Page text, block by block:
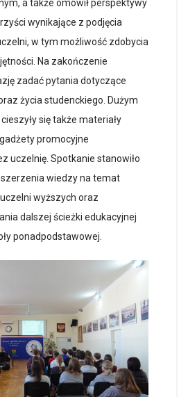
a także omówił perspektywy
wynikające z podjęcia
w tym możliwość zdobycia
Na zakończenie
zadać pytania dotyczące
życia studenckiego. Dużym
się także materiały
promocyjne
uczelnię. Spotkanie stanowiło
wiedzy na temat
wyższych oraz
dalszej ścieżki edukacyjnej
ponadpodstawowej.